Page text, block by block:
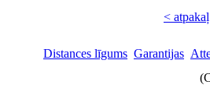
< atpakaļ
Distances līgums Garantijas